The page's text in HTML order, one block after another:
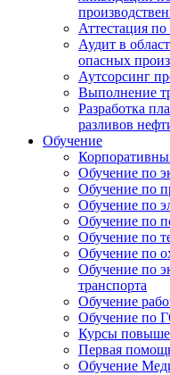
Аттестация
Аудит в
опасных
Аутсорсинг
Выполнение
Разработка
разливов
Обучение
Обучение по
Обучение по
Обучение по
Обучение по
Обучение по
Обучение по
Обучение по
транспорта
Обучение
Обучение по
Курсы
Первая
Обучение